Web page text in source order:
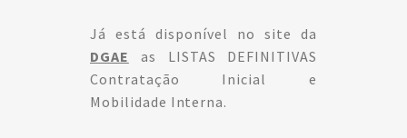
Mobilidade
Interna
Já está disponível no site da
DGAE as LISTAS DEFINITIVAS
Contratação Inicial e
Mobilidade Interna.